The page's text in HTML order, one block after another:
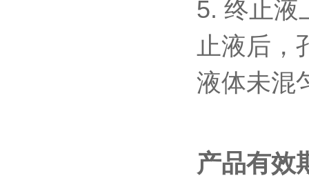
5. 终止液
止液后，
液体未混
产品有效